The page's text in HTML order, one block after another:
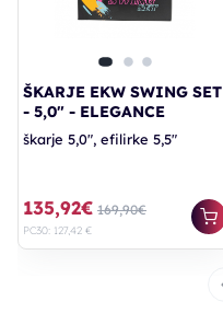
ŠKARJE EKW SWING SET
- 5,0" - ELEGANCE
škarje 5,0", efilirke 5,5"
135,92€ 169,90€
PC30: 127,42 €